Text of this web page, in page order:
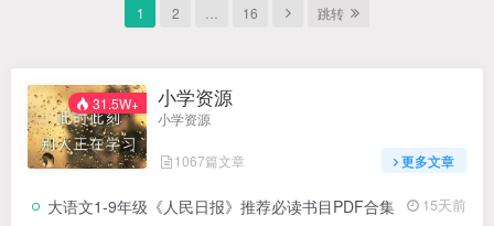
1 2 16 跳转
31.5W+ 小学资源
小学资源
1067篇文章 更多文章
大语文1-9年级《人民日报》推荐必读书目PDF合集 15天前